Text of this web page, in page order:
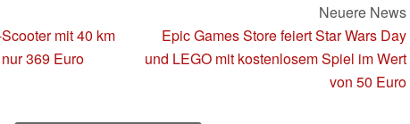
mit 40 km
369 Euro
Neuere News
Epic Games Store feiert Star Wars Day
und LEGO mit kostenlosem Spiel im Wert
von 50 Euro